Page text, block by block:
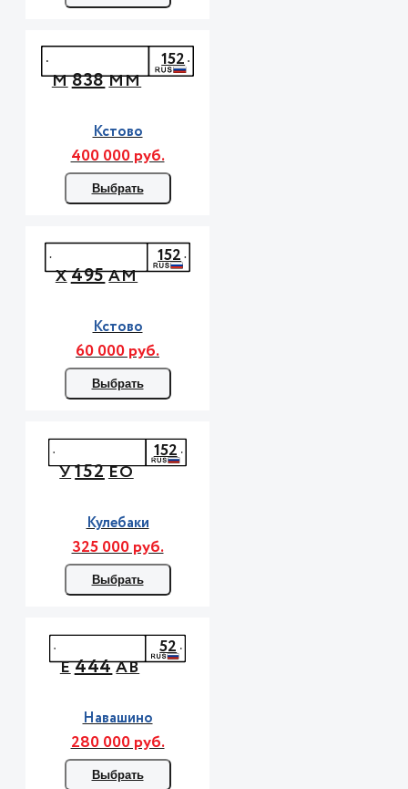
М838ММ
152
Кстово
400 000 руб.
Выбрать
Х495АМ
152
Кстово
60 000 руб.
Выбрать
У152ЕО
152
Кулебаки
325 000 руб.
Выбрать
Е444АВ
52
Навашино
280 000 руб.
Выбрать